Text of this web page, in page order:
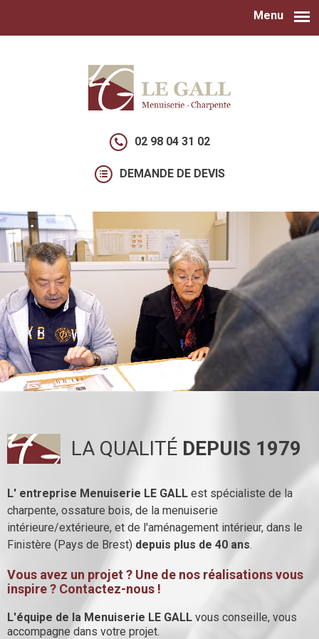
Menu
02 98 04 31 02
DEMANDE DE DEVIS
LA QUALITÉ DEPUIS 1979
L' entreprise Menuiserie LE GALL est spécialiste de la
charpente, ossature bois, de la menuiserie
intérieure/extérieure, et de l'aménagement intérieur, dans le
Finistère (Pays de Brest) depuis plus de 40 ans.
Vous avez un projet ? Une de nos réalisations vous
inspire ? Contactez-nous !
L'équipe de la Menuiserie LE GALL vous conseille, vous
accompagne dans votre projet.